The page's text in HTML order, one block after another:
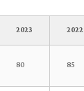
2022
2023
85
80